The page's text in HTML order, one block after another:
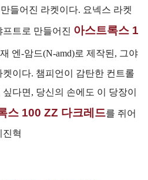
들어진 라켓이다. 요넥스 라켓
트로 만들어진 아스트록스 1
엔-암드(N-amd)로 제작된, 그야
이다. 챔피언이 감탄한 컨트롤
다면, 당신의 손에도 이 당장이
스 100 ZZ 다크레드를 쥐어
진혁